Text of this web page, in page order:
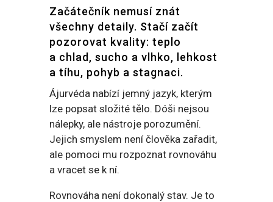
Začátečník nemusí znát
všechny detaily. Stačí začít
pozorovat kvality: teplo
a chlad, sucho a vlhko, lehkost
a tíhu, pohyb a stagnaci.
Ájurvéda nabízí jemný jazyk, kterým
lze popsat složité tělo. Dóši nejsou
nálepky, ale nástroje porozumění.
Jejich smyslem není člověka zařadit,
ale pomoci mu rozpoznat rovnováhu
a vracet se k ní.
Rovnováha není dokonalý stav. Je to